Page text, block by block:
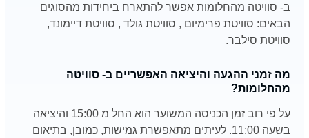
ב- סוויטה מהחלומות אפשר להתארח ביחידות מהסוגים
הבאים: סוויטת פרימיום , סוויטת גולד , סוויטת דיימונד,
סוויטת סילבר.
מה זמני ההגעה והיציאה האפשריים ב- סוויטה
מהחלומות?
על פי רוב זמן הכניסה המשוער הוא החל מ 15:00 והיציאה
בשעה 11:00. לעיתים מתאפשרת גמישות, כמובן, בתיאום